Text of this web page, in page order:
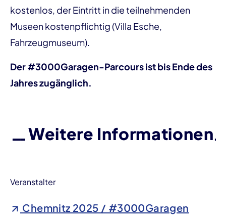
kostenlos, der Eintritt in die teilnehmenden
Museen kostenpflichtig (Villa Esche,
Fahrzeugmuseum).
Der #3000Garagen-Parcours ist bis Ende des
Jahres zugänglich.
Weitere Informationen
Veranstalter
Chemnitz 2025 / #3000Garagen